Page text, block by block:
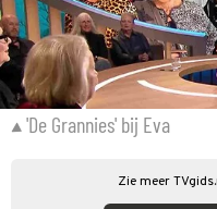
'De Grannies' bij Eva
Zie meer